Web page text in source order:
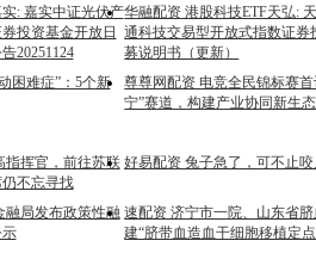
: 嘉实中证光伏产
投资基金开放日
20251124
华融配资 港股科技ETF天弘:
通科技交易型开放式指数证券
募说明书（更新）
困难症”：5个新
尊尊网配资 电竞全民锦标赛首
宁”赛道，构建产业协同新生态
指挥官，前往苏联
不忘寻找
好易配资 兔子急了，可不止
融局发布政策性融 速配资 济宁市一院、山东省
建“脐带血造血干细胞移植定